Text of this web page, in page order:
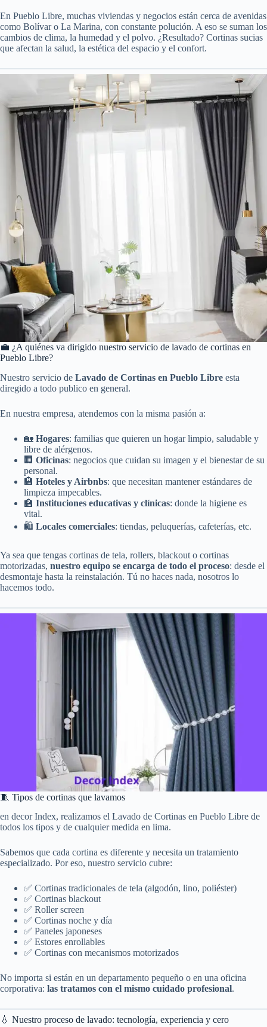
En Pueblo Libre, muchas viviendas y negocios están cerca de avenidas
como Bolívar o La Marina, con constante polución. A eso se suman los
cambios de clima, la humedad y el polvo. ¿Resultado? Cortinas sucias
que afectan la salud, la estética del espacio y el confort.
💼 ¿A quiénes va dirigido nuestro servicio de lavado de cortinas en
Pueblo Libre?
Nuestro servicio de Lavado de Cortinas en Pueblo Libre esta
diregido a todo publico en general.
En nuestra empresa, atendemos con la misma pasión a:
🏡 Hogares: familias que quieren un hogar limpio, saludable y
libre de alérgenos.
🏢 Oficinas: negocios que cuidan su imagen y el bienestar de su
personal.
🏨 Hoteles y Airbnbs: que necesitan mantener estándares de
limpieza impecables.
🏫 Instituciones educativas y clínicas: donde la higiene es
vital.
🛍️ Locales comerciales: tiendas, peluquerías, cafeterías, etc.
Ya sea que tengas cortinas de tela, rollers, blackout o cortinas
motorizadas, nuestro equipo se encarga de todo el proceso: desde el
desmontaje hasta la reinstalación. Tú no haces nada, nosotros lo
hacemos todo.
🧵 Tipos de cortinas que lavamos
en decor Index, realizamos el Lavado de Cortinas en Pueblo Libre de
todos los tipos y de cualquier medida en lima.
Sabemos que cada cortina es diferente y necesita un tratamiento
especializado. Por eso, nuestro servicio cubre:
✅ Cortinas tradicionales de tela (algodón, lino, poliéster)
✅ Cortinas blackout
✅ Roller screen
✅ Cortinas noche y día
✅ Paneles japoneses
✅ Estores enrollables
✅ Cortinas con mecanismos motorizados
No importa si están en un departamento pequeño o en una oficina
corporativa: las tratamos con el mismo cuidado profesional.
💧 Nuestro proceso de lavado: tecnología, experiencia y cero